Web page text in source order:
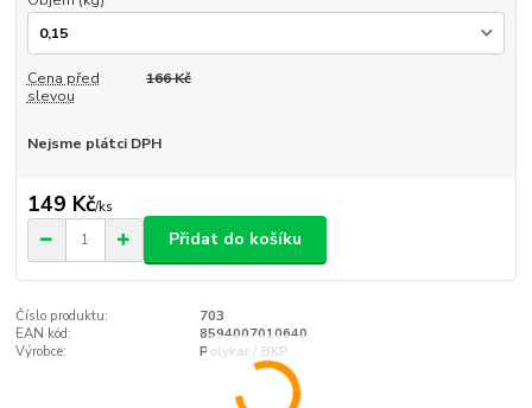
Cena před
slevou
166 Kč
Nejsme plátci DPH
149 Kč/ks
Přidat do košíku
Číslo produktu:
703
EAN kód:
8594007010640
Výrobce:
Polykar / BKP